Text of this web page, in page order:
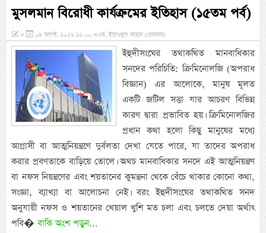
মুসলমান বিরোধী কার্যক্রমের ইতিহাস (১৫তম পর্ব)
» ০৯ আগস্ট, ২০২৬ ১২:০০ এএম, ইয়াওমুল আহাদ (রোববার)
ইহুদীসংঘের তথাকথিত মানবাধিকার
সনদের পরিচিতি: ক্রিমিনোলজি (অপরাধ
বিজ্ঞান) এর আলোকে, মানুষ মূলত
একটি জটিল সত্তা যার আচরণ বিভিন্ন
কারণ দ্বারা প্রভাবিত হয়। ক্রিমিনোলজির
প্রধান কথা হলো কিছু মানুষের মধ্যে
আগ্রাসী বা আত্মনিয়ন্ত্রণে দুর্বলতা দেখা যেতে পারে, যা তাদের অপরাধ
করার প্রবণতাকে বাড়িয়ে তোলে। অথচ মানবাধিকার সনদে এই আত্মনিয়ন্ত্রণ
বা নফস নিয়ন্ত্রণের এবং শয়তানের কুমন্ত্রনা থেকে বেঁচে থাকার কোনো কথা,
সংজ্ঞা, ব্যাখ্যা বা আলোচনা নেই। বরং ইহুদীসংঘের তথাকথিত সনদ
অনুযায়ী নফস ও শয়তানের খেয়াল খুশি মত চলা এবং চলতে দেয়া অর্থাৎ
পবি�বাকি অংশ পড়ুন...